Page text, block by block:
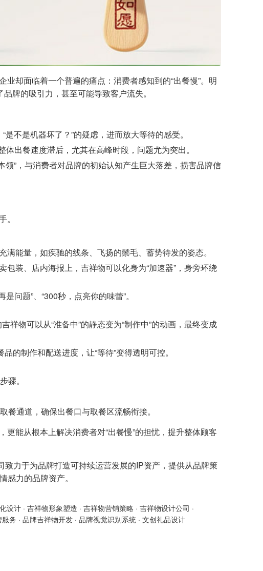
却面临着一个普遍的痛点：消费者感知到的“出餐慢”。明
牌的吸引力，甚至可能导致客户流失。
不是机器坏了？”的疑虑，进而放大等待的感受。
出餐速度滞后，尤其在高峰时段，问题尤为突出。
”，与消费者对品牌的初始认知产生巨大落差，损害品牌信
满能量，如疾驰的线条、飞扬的鬃毛、蓄势待发的姿态。
包装、店内海报上，吉祥物可以化身为“加速器”，身旁环绕
问题”、“300秒，点亮你的味蕾”。
物可以从“准备中”的静态变为“制作中”的动画，最终变成
的制作和配送进度，让“等待”变得透明可控。
骤。
通道，确保出餐口与取餐区流畅衔接。
能从根本上解决消费者对“出餐慢”的担忧，提升整体顾客
力于为品牌打造可持续运营发展的IP资产，提供从品牌策
力的品牌资产。
设计 · 吉祥物形象塑造 · 吉祥物营销策略 · 吉祥物设计公司 ·
务 · 品牌吉祥物开发 · 品牌视觉识别系统 · 文创礼品设计